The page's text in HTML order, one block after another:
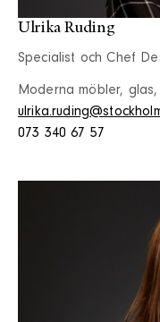
Ulrika Ruding
Specialist och Chef
Moderna möbler,
073 340 67 57